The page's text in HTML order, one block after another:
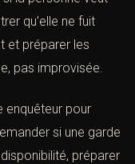
il se présenter
dossier. Une
la personne veut
et préparer les
pas improvisée.